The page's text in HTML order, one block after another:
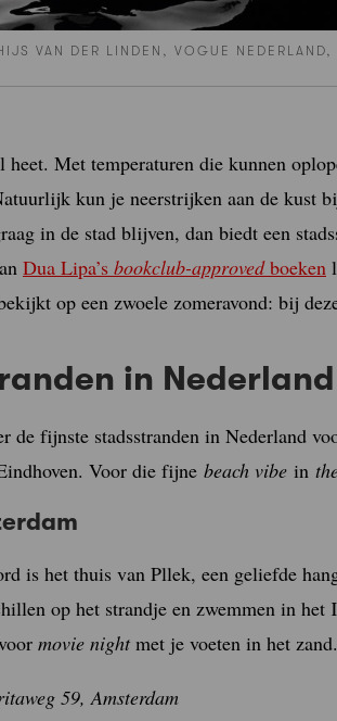
VAN DER LINDEN, VOGUE
heet. Met temperaturen die kunnen
kun je neerstrijken aan de kust
in de stad blijven, dan biedt een
Dua Lipa’s bookclub-approvedboeken
op een zwoele zomeravond: bij
in Nederland
de fijnste stadsstranden in Nederland
Voor die fijne beach vibe in
is het thuis van Pllek, een geliefde
op het strandje en zwemmen in het
movie nightmet je voeten in het zand.
59, Amsterdam